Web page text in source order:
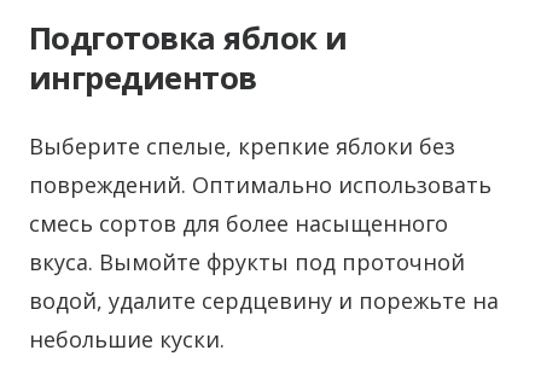
Подготовка яблок и
ингредиентов
Выберите спелые, крепкие яблоки без
повреждений. Оптимально использовать
смесь сортов для более насыщенного
вкуса. Вымойте фрукты под проточной
водой, удалите сердцевину и порежьте на
небольшие куски.